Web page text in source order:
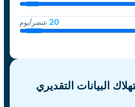
20 عنصر/يوم
البيانات التقديري